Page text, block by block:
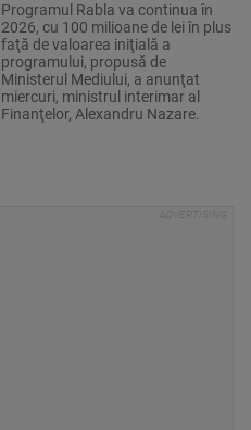
Programul Rabla va continua în
2026, cu 100 milioane de lei în plus
faţă de valoarea iniţială a
programului, propusă de
Ministerul Mediului, a anunţat
miercuri, ministrul interimar al
Finanţelor, Alexandru Nazare.